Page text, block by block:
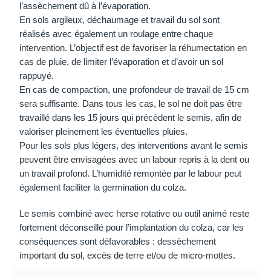
l’assèchement dû à l’évaporation.
En sols argileux, déchaumage et travail du sol sont
réalisés avec également un roulage entre chaque
intervention. L’objectif est de favoriser la réhumectation en
cas de pluie, de limiter l’évaporation et d’avoir un sol
rappuyé.
En cas de compaction, une profondeur de travail de 15 cm
sera suffisante. Dans tous les cas, le sol ne doit pas être
travaillé dans les 15 jours qui précèdent le semis, afin de
valoriser pleinement les éventuelles pluies.
Pour les sols plus légers, des interventions avant le semis
peuvent être envisagées avec un labour repris à la dent ou
un travail profond. L’humidité remontée par le labour peut
également faciliter la germination du colza.
Le semis combiné avec herse rotative ou outil animé reste
fortement déconseillé pour l’implantation du colza, car les
conséquences sont défavorables : dessèchement
important du sol, excès de terre et/ou de micro-mottes.